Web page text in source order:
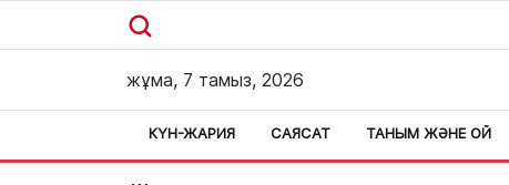
жұма, 7 тамыз, 2026
КҮН-ЖАРИЯ САЯСАТ ТАНЫМ ЖӘНЕ ОЙ